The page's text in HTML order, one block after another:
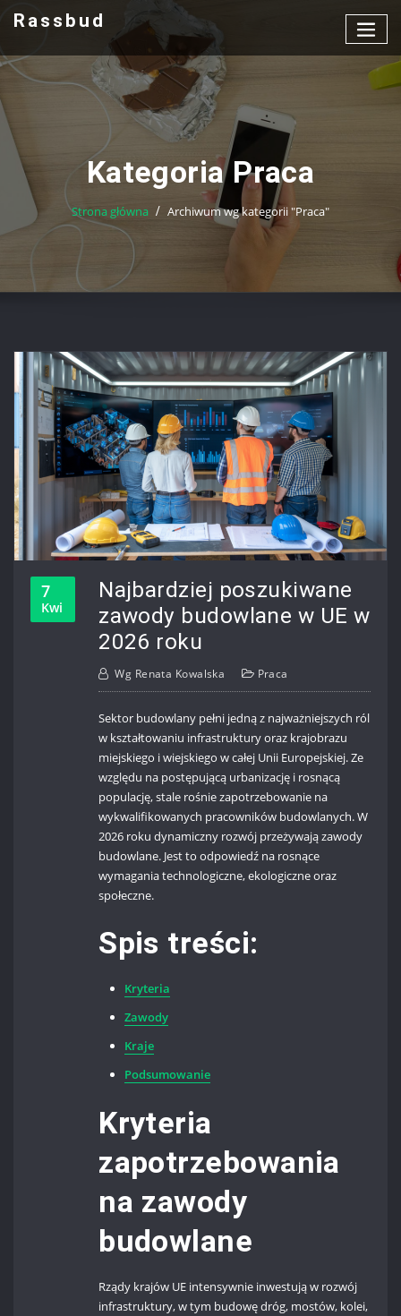
Rassbud
Kategoria Praca
Strona główna Archiwum wg kategorii "Praca"
7
Kwi
Najbardziej poszukiwane
zawody budowlane w UE w
2026 roku
Wg Renata Kowalska Praca
Sektor budowlany pełni jedną z najważniejszych ról
w kształtowaniu infrastruktury oraz krajobrazu
miejskiego i wiejskiego w całej Unii Europejskiej. Ze
względu na postępującą urbanizację i rosnącą
populację, stale rośnie zapotrzebowanie na
wykwalifikowanych pracowników budowlanych. W
2026 roku dynamiczny rozwój przeżywają zawody
budowlane. Jest to odpowiedź na rosnące
wymagania technologiczne, ekologiczne oraz
społeczne.
Spis treści:
Kryteria
Zawody
Kraje
Podsumowanie
Kryteria
zapotrzebowania
na zawody
budowlane
Rządy krajów UE intensywnie inwestują w rozwój
infrastruktury, w tym budowę dróg, mostów, kolei,